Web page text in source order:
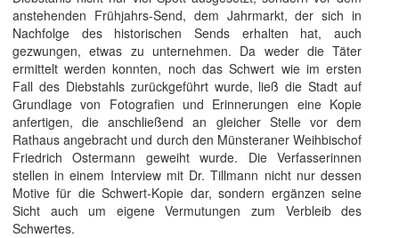
anstehenden Frühjahrs-Send, dem Jahrmarkt, der sich in
Nachfolge des historischen Sends erhalten hat, auch
gezwungen, etwas zu unternehmen. Da weder die Täter
ermittelt werden konnten, noch das Schwert wie im ersten
Fall des Diebstahls zurückgeführt wurde, ließ die Stadt auf
Grundlage von Fotografien und Erinnerungen eine Kopie
anfertigen, die anschließend an gleicher Stelle vor dem
Rathaus angebracht und durch den Münsteraner Weihbischof
Friedrich Ostermann geweiht wurde. Die Verfasserinnen
stellen in einem Interview mit Dr. Tillmann nicht nur dessen
Motive für die Schwert-Kopie dar, sondern ergänzen seine
Sicht auch um eigene Vermutungen zum Verbleib des
Schwertes.